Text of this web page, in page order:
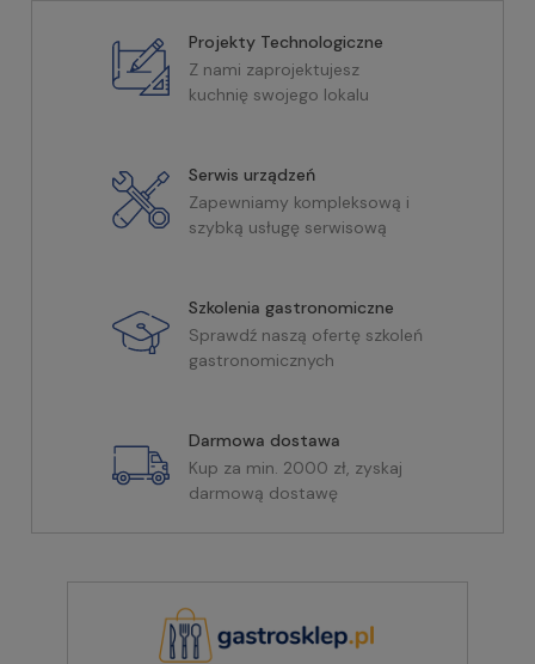
Projekty Technologiczne
Z nami zaprojektujesz
kuchnię swojego lokalu
Serwis urządzeń
Zapewniamy kompleksową i
szybką usługę serwisową
Szkolenia gastronomiczne
Sprawdź naszą ofertę szkoleń
gastronomicznych
Darmowa dostawa
Kup za min. 2000 zł, zyskaj
darmową dostawę